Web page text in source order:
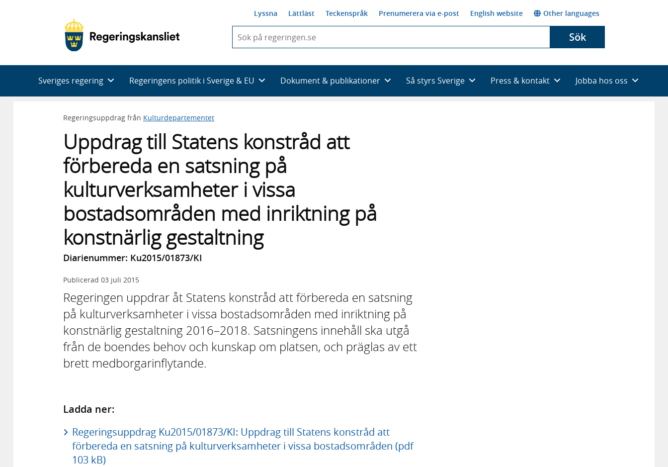
Lyssna Lättläst Teckenspråk Prenumerera via e-post English website Other languages
du
skriva
framträder
en
Sök
Sveriges regering Regeringens politik i Sverige & EU Dokument & publikationer Så styrs Sverige Press & kontakt Jobba hos oss
Regeringsuppdrag från Kulturdepartementet
Uppdrag till Statens konstråd att
förbereda en satsning på
kulturverksamheter i vissa
bostadsområden med inriktning på
konstnärlig gestaltning
Diarienummer: Ku2015/01873/KI
Publicerad 03 juli 2015
Regeringen uppdrar åt Statens konstråd att förbereda en satsning
på kulturverksamheter i vissa bostadsområden med inriktning på
konstnärlig gestaltning 2016–2018. Satsningens innehåll ska utgå
från de boendes behov och kunskap om platsen, och präglas av ett
brett medborgarinflytande.
Ladda ner:
Regeringsuppdrag Ku2015/01873/KI: Uppdrag till Statens konstråd att
förbereda en satsning på kulturverksamheter i vissa bostadsområden (pdf
103 kB)